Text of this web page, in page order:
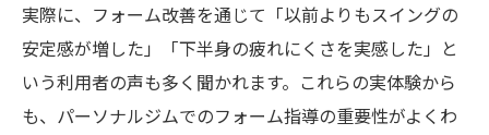
実際に、フォーム改善を通じて「以前よりもスイングの
安定感が増した」「下半身の疲れにくさを実感した」と
いう利用者の声も多く聞かれます。これらの実体験から
も、パーソナルジムでのフォーム指導の重要性がよくわ